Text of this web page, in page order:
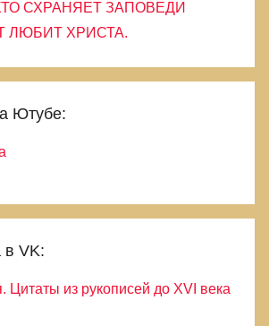
СХРАНЯЕТ ЗАПОВЕДИ
ЛЮБИТ ХРИСТА.
Ютубе:
в VK:
Цитаты из рукописей до XVI века